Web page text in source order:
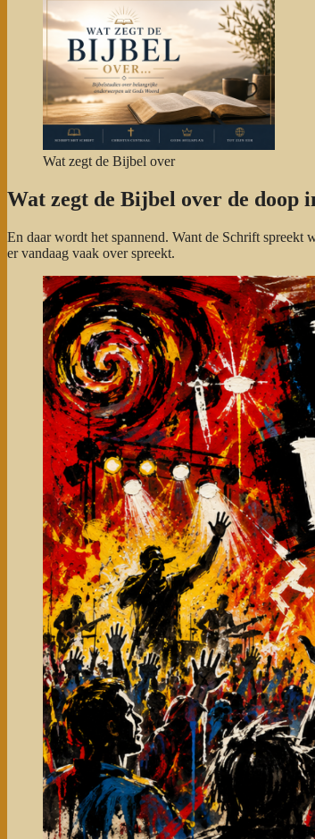
Wat zegt de Bijbel over
Wat zegt de Bijbel over de doop
En daar wordt het spannend. Want de Schrift
er vandaag vaak over spreekt.